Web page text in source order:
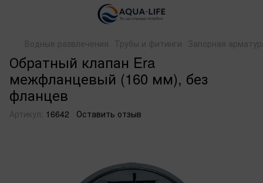
Водные развлечения Трубы и фитинги Запорная
Обратный клапан Era
межфланцевый (160 мм), без
фланцев
Артикул: 16642 Оставить отзыв